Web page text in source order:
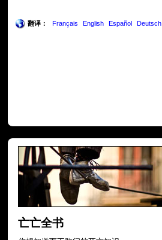
翻译： Français English Español Deutsch
亡亡全书